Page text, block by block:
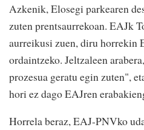
Azkenik, Elosegi parkearen
zuten prentsaurrekoan. EAJk
aurreikusi zuen, diru horrekin
ordaintzeko. Jeltzaleen
prozesua geratu egin zuten",
hori ez dago EAJren
Horrela beraz, EAJ-PNVko